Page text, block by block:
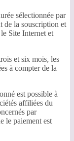
sélectionnée par
de la souscription et
Site Internet et
et six mois, les
à compter de la
est possible à
affiliées du
par
le paiement est